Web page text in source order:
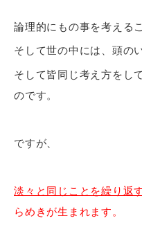
論理的にもの事を考える
そして世の中には、頭の
そして皆同じ考え方をし
のです。
ですが、
淡々と同じことを繰り返
らめきが生まれます。